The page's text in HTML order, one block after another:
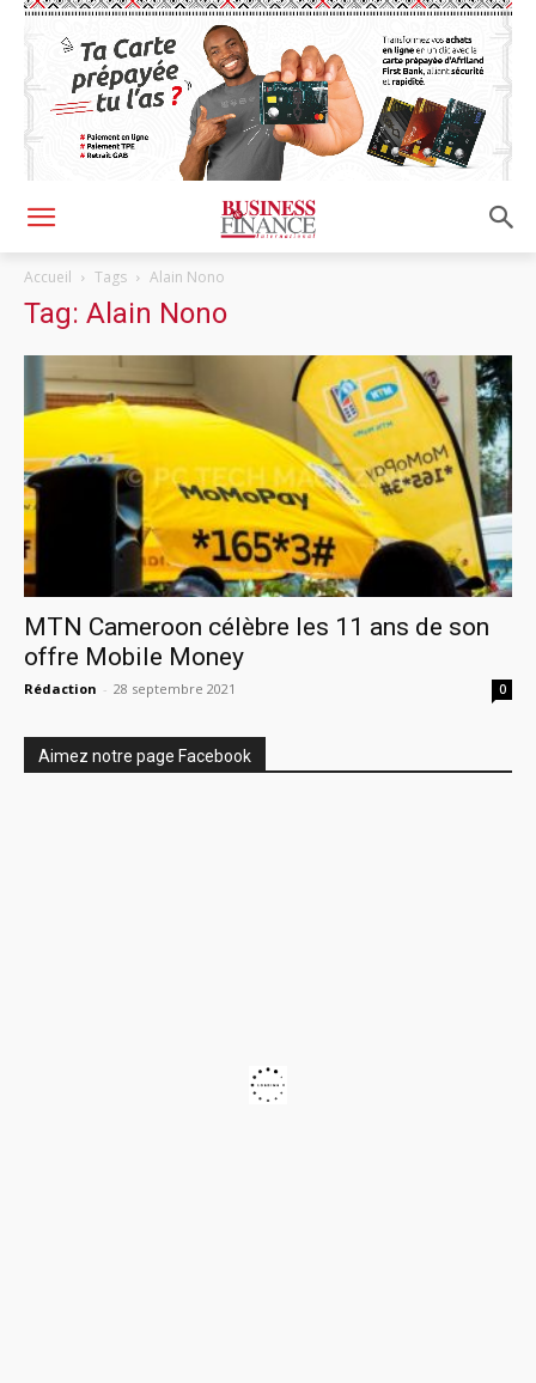
Accueil Tags Alain Nono
Tag: Alain Nono
MTN Cameroon célèbre les 11 ans de son
offre Mobile Money
Rédaction - 28 septembre 2021 0
Aimez notre page Facebook